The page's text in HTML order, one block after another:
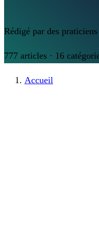
Rédigé par des
777 articles · 16
Accueil